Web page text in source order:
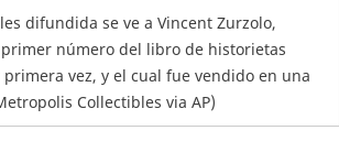
difundida se ve a Vincent Zurzolo,
número del libro de historietas
vez, y el cual fue vendido en una
Collectibles via AP)